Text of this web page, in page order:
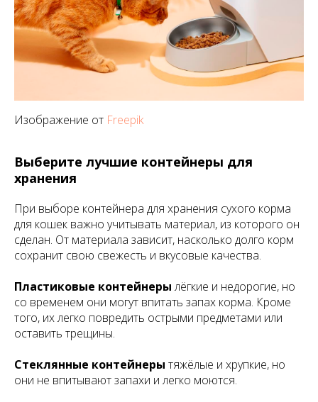
Изображение от Freepik
Выберите лучшие контейнеры для
хранения
При выборе контейнера для хранения сухого корма
для кошек важно учитывать материал, из которого он
сделан. От материала зависит, насколько долго корм
сохранит свою свежесть и вкусовые качества.
Пластиковые контейнеры лёгкие и недорогие, но
со временем они могут впитать запах корма. Кроме
того, их легко повредить острыми предметами или
оставить трещины.
Стеклянные контейнеры тяжёлые и хрупкие, но
они не впитывают запахи и легко моются.